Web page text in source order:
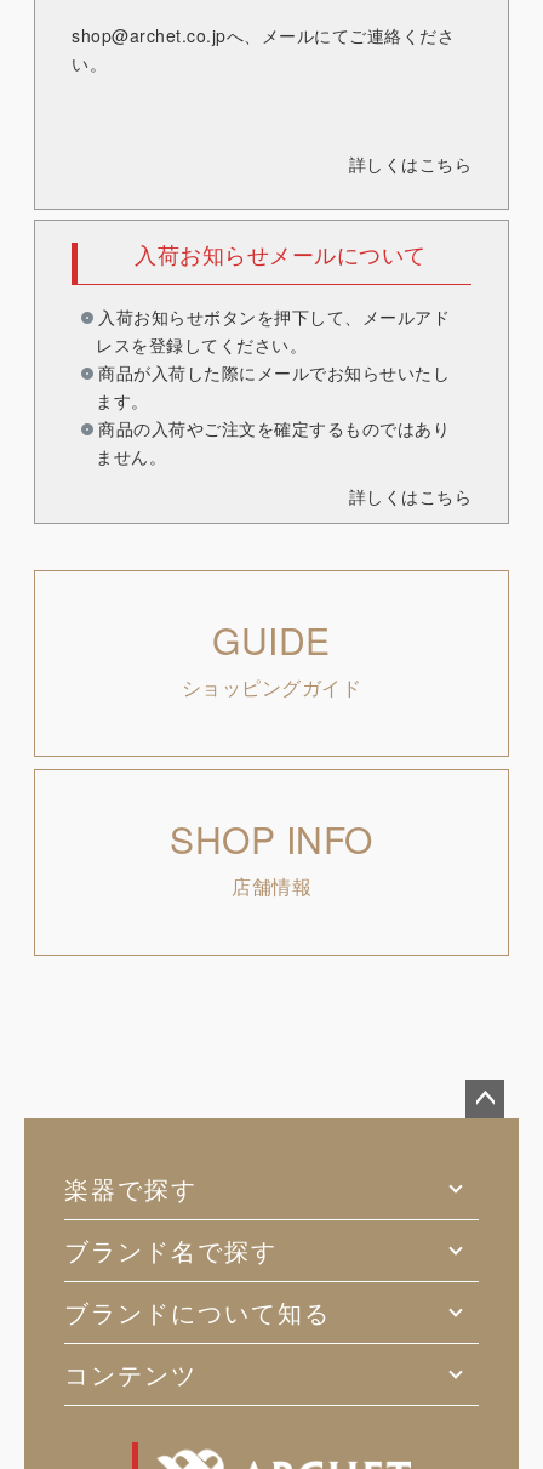
shop@archet.co.jpへ、メールにてご連絡くださ
い。
詳しくはこちら
入荷お知らせメールについて
入荷お知らせボタンを押下して、メールアド
レスを登録してください。
商品が入荷した際にメールでお知らせいたし
ます。
商品の入荷やご注文を確定するものではあり
ません。
詳しくはこちら
GUIDE
ショッピングガイド
SHOP INFO
店舗情報
へ
楽器で探す
ブランド名で探す
ブランドについて知る
コンテンツ